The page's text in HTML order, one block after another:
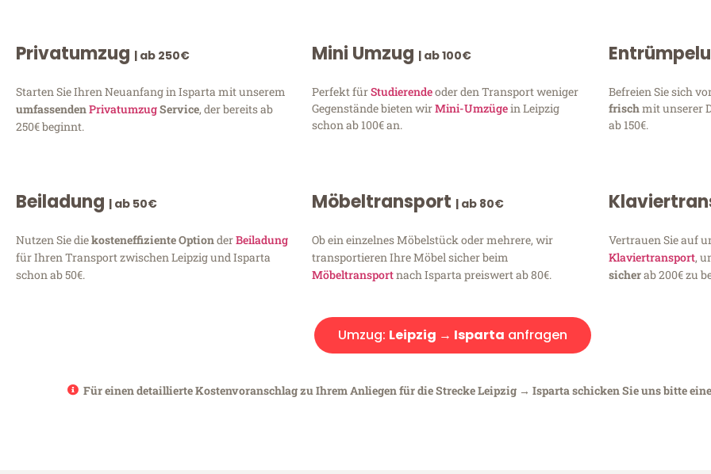
Privatumzug | ab 250€
Starten Sie Ihren Neuanfang in Isparta mit unserem
umfassendenPrivatumzugService, der bereits ab
250€ beginnt.
Mini Umzug | ab 100€
Perfekt fürStudierendeoder den Transport weniger
Gegenstände bieten wirMini-Umzügein Leipzig
schon ab 100€ an.
Befreien Sie sich
frischmit unserer
ab 150€.
Beiladung | ab 50€
Nutzen Sie diekosteneffiziente OptionderBeiladung
für Ihren Transport zwischen Leipzig und Isparta
schon ab 50€.
Möbeltransport | ab 80€
Ob ein einzelnes Möbelstück oder mehrere, wir
transportieren Ihre Möbel sicher beim
Möbeltransportnach Isparta preiswert ab 80€.
Vertrauen Sie auf
Klaviertransport,
sicherab 200€ zu
Umzug: Leipzig → Isparta anfragen
Für einen detaillierte Kostenvoranschlag zu Ihrem Anliegen für die Strecke Leipzig → Isparta schicken Sie uns bitte